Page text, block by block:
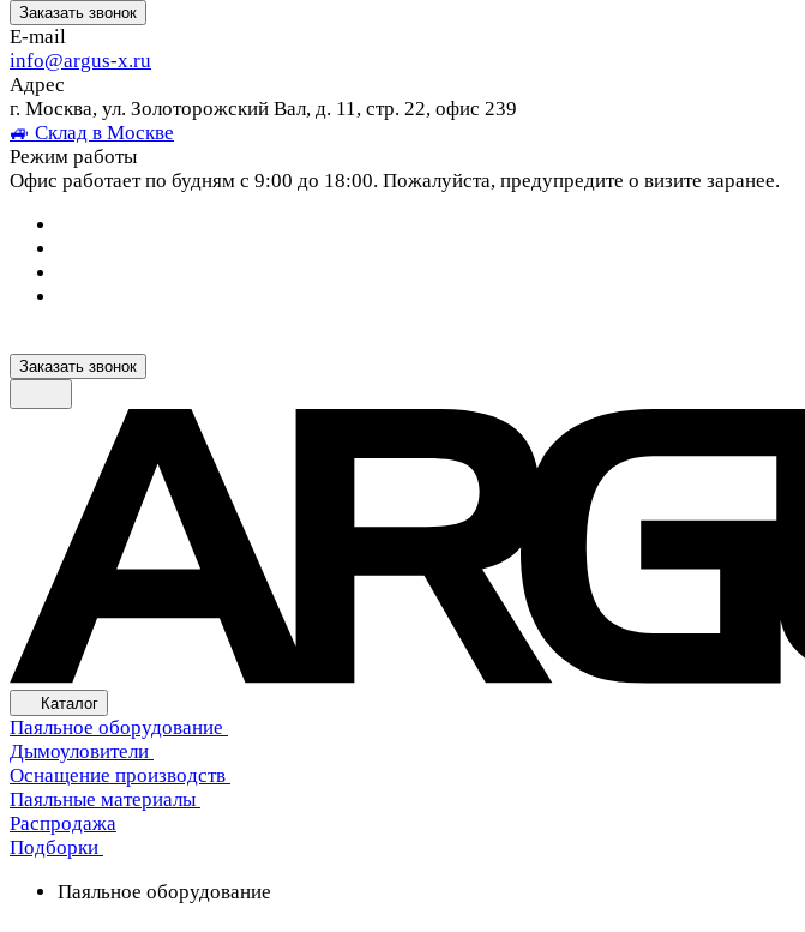
Заказать звонок
E-mail
info@argus-x.ru
Адрес
г. Москва, ул. Золоторожский Вал, д. 11, стр. 22, офис 239
🚙 Склад в Москве
Режим работы
Офис работает по будням с 9:00 до 18:00. Пожалуйста, предупредите о визите заранее.
Заказать звонок
Каталог
Паяльное оборудование
Дымоуловители
Оснащение производств
Паяльные материалы
Распродажа
Подборки
Паяльное оборудование